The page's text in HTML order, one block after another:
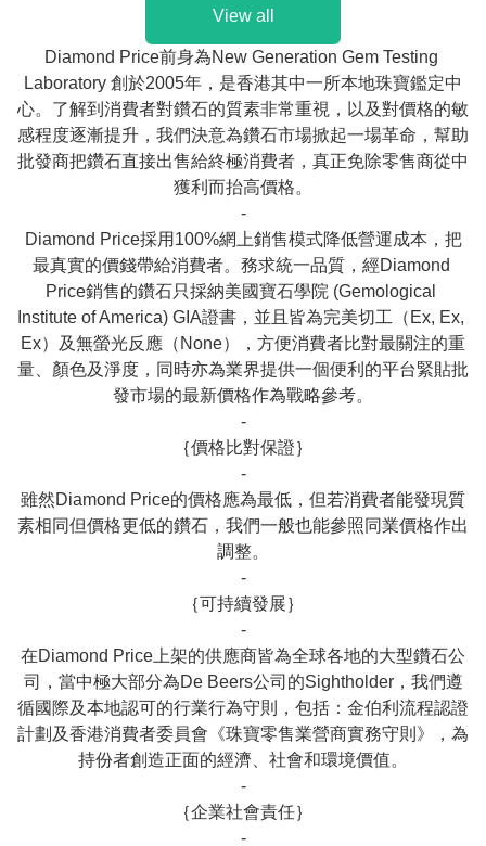
View all
Diamond Price前身為New Generation Gem Testing
Laboratory 創於2005年，是香港其中一所本地珠寶鑑定中
心。了解到消費者對鑽石的質素非常重視，以及對價格的敏
感程度逐漸提升，我們決意為鑽石市場掀起一場革命，幫助
批發商把鑽石直接出售給終極消費者，真正免除零售商從中
獲利而抬高價格。
-
Diamond Price採用100%網上銷售模式降低營運成本，把
最真實的價錢帶給消費者。務求統一品質，經Diamond
Price銷售的鑽石只採納美國寶石學院 (Gemological
Institute of America) GIA證書，並且皆為完美切工（Ex, Ex,
Ex）及無螢光反應（None），方便消費者比對最關注的重
量、顏色及淨度，同時亦為業界提供一個便利的平台緊貼批
發市場的最新價格作為戰略參考。
-
｛價格比對保證｝
-
雖然Diamond Price的價格應為最低，但若消費者能發現質
素相同但價格更低的鑽石，我們一般也能參照同業價格作出
調整。
-
｛可持續發展｝
-
在Diamond Price上架的供應商皆為全球各地的大型鑽石公
司，當中極大部分為De Beers公司的Sightholder，我們遵
循國際及本地認可的行業行為守則，包括：金伯利流程認證
計劃及香港消費者委員會《珠寶零售業營商實務守則》，為
持份者創造正面的經濟、社會和環境價值。
-
｛企業社會責任｝
-